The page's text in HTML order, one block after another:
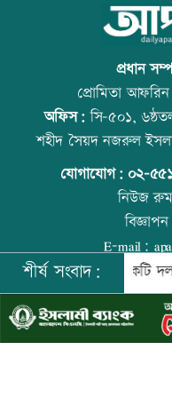
প্রধান
প্রোমিতা
অফিস:সি-৫০১,
শহীদ সৈয়দ নজরুল
যোগাযোগ: ০২-
নিউজ
E-mail:
©২০২৬ |আপন দেশ
শীর্ষ সংবাদ:
বিরুদ্ধে একটি দল চক্রান্ত